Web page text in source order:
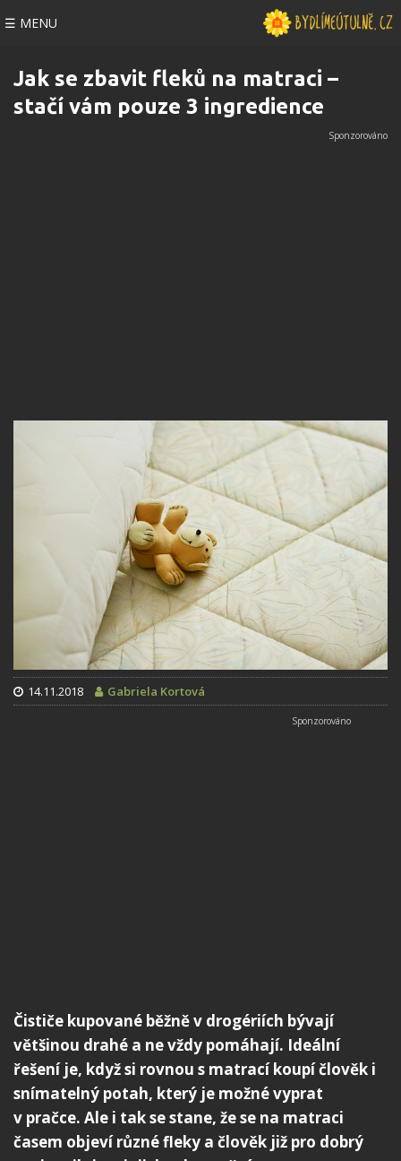
☰ MENU
Jak se zbavit fleků na matraci –
stačí vám pouze 3 ingredience
14.11.2018 Gabriela Kortová
Čističe kupované běžně v drogériích bývají
většinou drahé a ne vždy pomáhají. Ideální
řešení je, když si rovnou s matrací koupí člověk i
snímatelný potah, který je možné vyprat
v pračce. Ale i tak se stane, že se na matraci
časem objeví různé fleky a člověk již pro dobrý